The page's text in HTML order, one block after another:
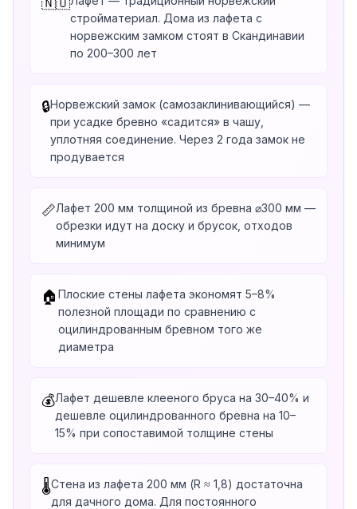
стройматериал. Дома из лафета с
норвежским замком стоят в Скандинавии
по 200–300 лет
🔒Норвежский замок (самозаклинивающийся) —
при усадке бревно «садится» в чашу,
уплотняя соединение. Через 2 года замок не
продувается
📏Лафет 200 мм толщиной из бревна ⌀300 мм —
обрезки идут на доску и брусок, отходов
минимум
🏠 Плоские стены лафета экономят 5–8%
полезной площади по сравнению с
оцилиндрованным бревном того же
диаметра
💰Лафет дешевле клееного бруса на 30–40% и
дешевле оцилиндрованного бревна на 10–
15% при сопоставимой толщине стены
🌡️Стена из лафета 200 мм (R ≈ 1,8) достаточна
для дачного дома. Для постоянного